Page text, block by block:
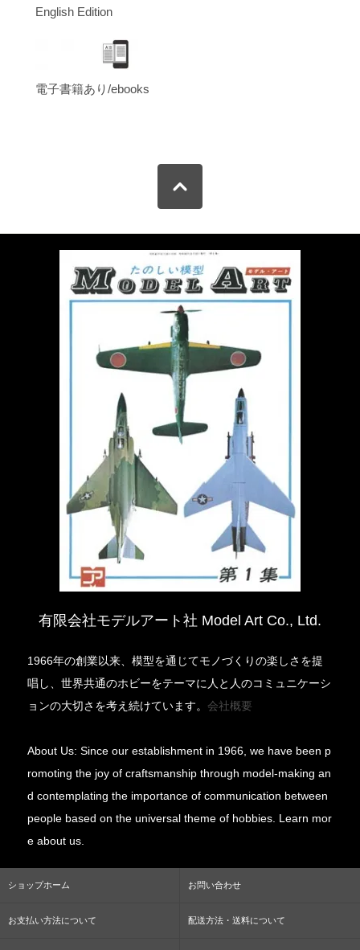
English Edition
電子書籍あり/ebooks
有限会社モデルアート社 Model Art Co., Ltd.
1966年の創業以来、模型を通じてモノづくりの楽しさを提
唱し、世界共通のホビーをテーマに人と人のコミュニケーシ
ョンの大切さを考え続けています。会社概要
About Us: Since our establishment in 1966, we have been p
romoting the joy of craftsmanship through model-making an
d contemplating the importance of communication between
people based on the universal theme of hobbies. Learn mor
e about us.
ショップホーム お問い合わせ
お支払い方法について 配送方法・送料について